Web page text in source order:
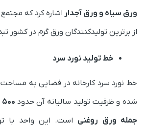
ورق سیاه و ورق آجدار اشاره کرد که مجتمع
از برترین تولیدکنندگان ورق گرم در کشور
خط تولید نورد سرد
شده و ظرفیت تولید سالیانه آن حدود
جمله ورق روغنی است. این واحد با